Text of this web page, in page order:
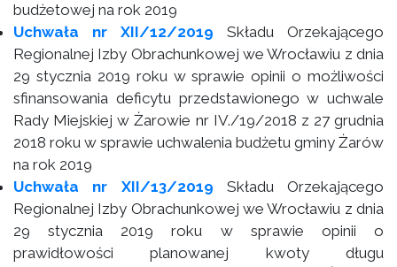
budżetowej na rok 2019
Uchwała nr XII/12/2019 Składu Orzekającego
Regionalnej Izby Obrachunkowej we Wrocławiu z dnia
29 stycznia 2019 roku w sprawie opinii o możliwości
sfinansowania deficytu przedstawionego w uchwale
Rady Miejskiej w Żarowie nr IV./19/2018 z 27 grudnia
2018 roku w sprawie uchwalenia budżetu gminy Żarów
na rok 2019
Uchwała nr XII/13/2019 Składu Orzekającego
Regionalnej Izby Obrachunkowej we Wrocławiu z dnia
29 stycznia 2019 roku w sprawie opinii o
prawidłowości planowanej kwoty długu